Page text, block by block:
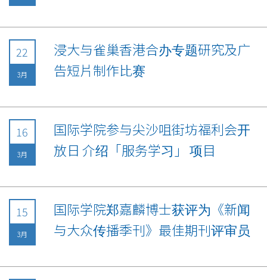
22
3月
浸大与雀巢香港合办专题研究及广
告短片制作比赛
16
3月
国际学院参与尖沙咀街坊福利会开
放日 介绍「服务学习」 项目
15
3月
国际学院郑嘉麟博士获评为《新闻
与大众传播季刊》最佳期刊评审员